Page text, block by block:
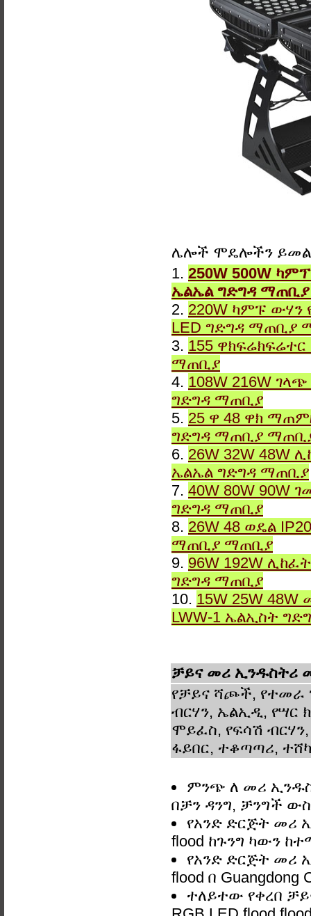
ሌሎች ሞዴሎችን
1. 250W 500W
ኤልኤል ግድግዳ
2. 220W ካምፑ ውሃን
LED ግድግዳ ማጠቢያ
3. 155 ዋክፍሬክፍሬተር
ማጠቢያ
4. 108W 216W
ግድግዳ ማጠቢያ
5. 25 ዋ 48 ዋክ
ግድግዳ ማጠቢያ
6. 26W 32W 48W
ኤልኤል ግድግዳ ማጠቢያ
7. 40W 80W 90W
ግድግዳ ማጠቢያ
8. 26W 48 ወዴል
ማጠቢያ ማጠቢያ
9. 96W 192W
ግድግዳ ማጠቢያ
10. 15W 25W
LWW-1 ኤልኢስት
ቻይና መሪ ኢንዱስትሪ
የቻይና ሻጮች, የተመራ
ብርሃን, ኤልኢዲ, የሣር
ሞይፈስ, የፍሳሽ
ፋይበር, ተቆጣጣሪ,
ምንጭ ለ መሪ
በቻን ዳንግ, ቻንግች
የአንድ ድርጅት መሪ
flood ከጉንግ ካውን
የአንድ ድርጅት መሪ
flood በ Guangdong
ተለይተው የቀረበ